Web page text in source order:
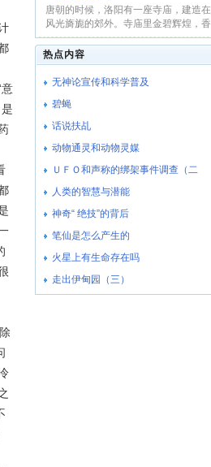
意
唐朝的时候，洛阳有一座寺庙，建造在
风光旖旎的郊外。寺庙里金碧辉煌，香
烟缭绕。信男...
热点内容
无神论宣传和科学普及
碧蝇
话说扶乩
动物通灵和动物灵媒
ＵＦＯ和声称的绑架事件调查（二
人类的智慧与潜能
神奇“ 绝技”的背后
笔仙是怎么产生的
火星上有生命存在吗
走出伊甸园（三）